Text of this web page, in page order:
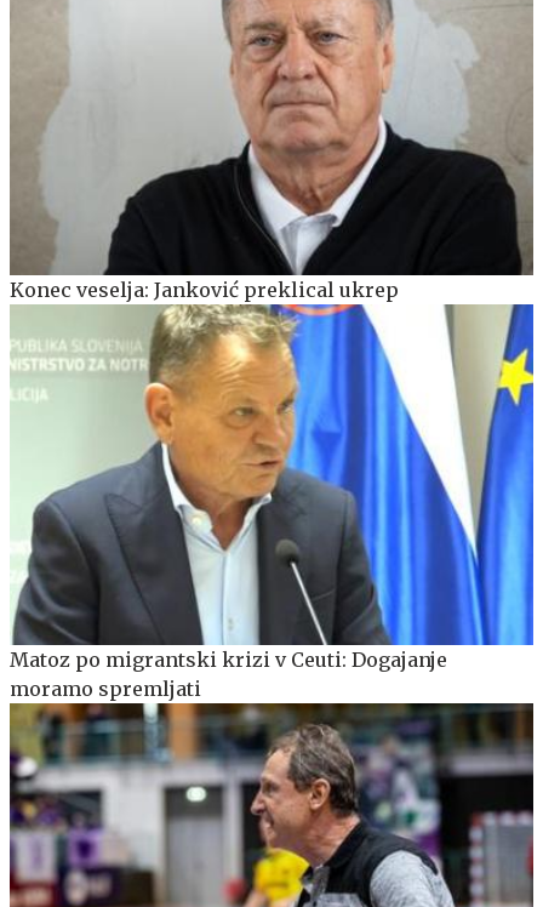
Konec veselja: Janković preklical ukrep
Matoz po migrantski krizi v Ceuti: Dogajanje
moramo spremljati